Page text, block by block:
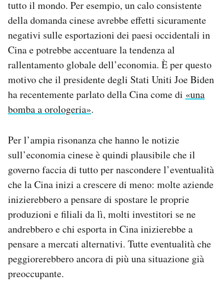
tutto il mondo. Per esempio, un calo consistente
della domanda cinese avrebbe effetti sicuramente
negativi sulle esportazioni dei paesi occidentali in
Cina e potrebbe accentuare la tendenza al
rallentamento globale dell’economia. È per questo
motivo che il presidente degli Stati Uniti Joe Biden
ha recentemente parlato della Cina come di «una
bomba a orologeria».
Per l’ampia risonanza che hanno le notizie
sull’economia cinese è quindi plausibile che il
governo faccia di tutto per nascondere l’eventualità
che la Cina inizi a crescere di meno: molte aziende
inizierebbero a pensare di spostare le proprie
produzioni e filiali da lì, molti investitori se ne
andrebbero e chi esporta in Cina inizierebbe a
pensare a mercati alternativi. Tutte eventualità che
peggiorerebbero ancora di più una situazione già
preoccupante.